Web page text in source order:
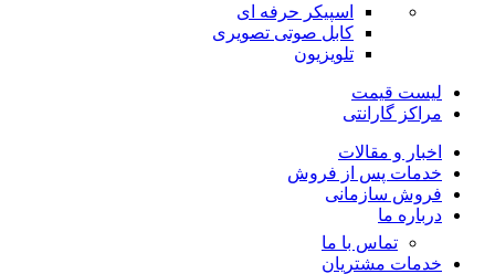
اسپیکر حرفه ای
کابل صوتی تصویری
تلویزیون
لیست قیمت
مراکز گارانتی
اخبار و مقالات
خدمات پس از فروش
فروش سازمانی
درباره ما
تماس با ما
خدمات مشتریان